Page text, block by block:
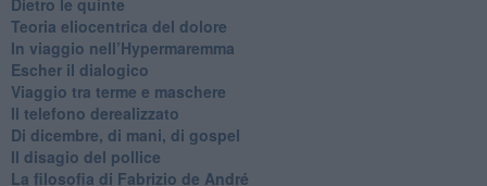
​Dietro le quinte
​Teoria eliocentrica del dolore
In viaggio nell’Hypermaremma
​Escher il dialogico
​Viaggio tra terme e maschere
Il telefono derealizzato
​Di dicembre, di mani, di gospel
​Il disagio del pollice
​La filosofia di Fabrizio de André